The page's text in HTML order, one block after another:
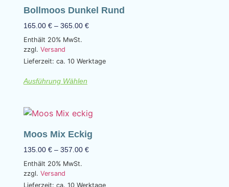
Bollmoos Dunkel Rund
165.00 € – 365.00 €
Enthält 20% MwSt.
zzgl. Versand
Lieferzeit: ca. 10 Werktage
Ausführung Wählen
Moos Mix Eckig
135.00 € – 357.00 €
Enthält 20% MwSt.
zzgl. Versand
Lieferzeit: ca. 10 Werktage